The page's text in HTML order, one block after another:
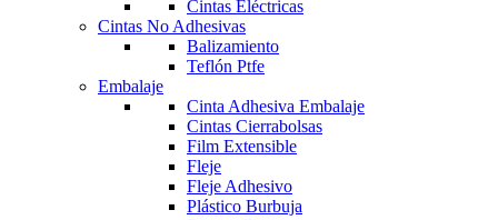
Cintas Eléctricas
Cintas No Adhesivas
Balizamiento
Teflón Ptfe
Embalaje
Cinta Adhesiva Embalaje
Cintas Cierrabolsas
Film Extensible
Fleje
Fleje Adhesivo
Plástico Burbuja